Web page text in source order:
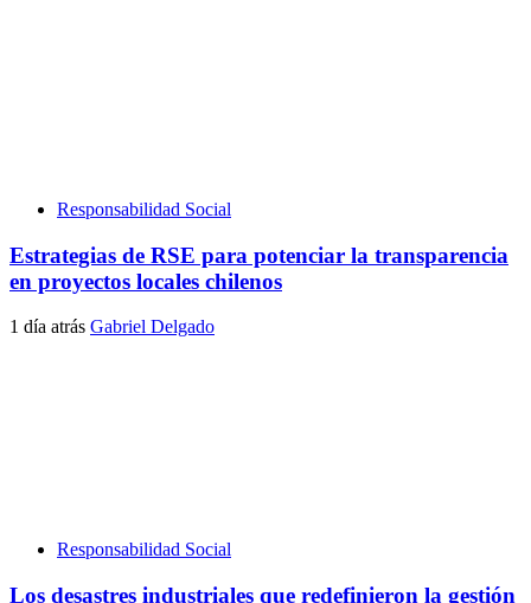
Responsabilidad Social
Estrategias de RSE para potenciar la transparencia
en proyectos locales chilenos
1 día atrás Gabriel Delgado
Responsabilidad Social
Los desastres industriales que redefinieron la gestión